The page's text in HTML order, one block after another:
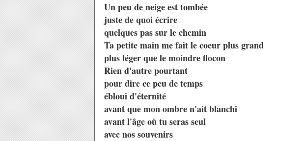
Un peu de neige est tombée
juste de quoi écrire
quelques pas sur le chemin
Ta petite main me fait le coeur plus grand
plus léger que le moindre flocon
Rien d'autre pourtant
pour dire ce peu de temps
ébloui d'éternité
avant que mon ombre n'ait blanchi
avant l'âge où tu seras seul
avec nos souvenirs